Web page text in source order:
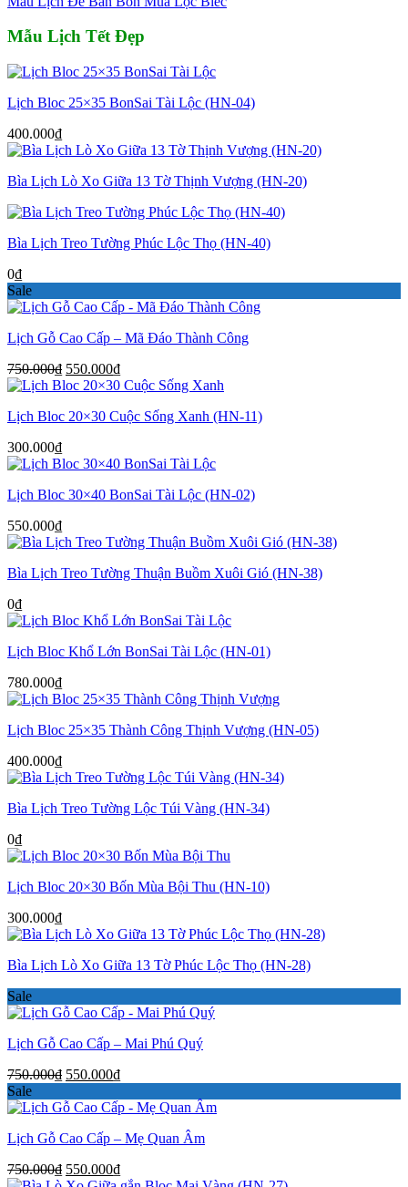
Mẫu Lịch Tết Đẹp
Lịch Bloc 25×35 BonSai Tài Lộc (HN-04)
400.000₫
Bìa Lịch Lò Xo Giữa 13 Tờ Thịnh Vượng (HN-20)
Bìa Lịch Treo Tường Phúc Lộc Thọ (HN-40)
0₫
Sale
Lịch Gỗ Cao Cấp – Mã Đáo Thành Công
750.000₫ Giá
gốc
750.000₫.
550.000₫Giá
hiện
là:
Lịch Bloc 20×30 Cuộc Sống Xanh (HN-11)
300.000₫
Lịch Bloc 30×40 BonSai Tài Lộc (HN-02)
550.000₫
Bìa Lịch Treo Tường Thuận Buồm Xuôi Gió (HN-38)
0₫
Lịch Bloc Khổ Lớn BonSai Tài Lộc (HN-01)
780.000₫
Lịch Bloc 25×35 Thành Công Thịnh Vượng (HN-05)
400.000₫
Bìa Lịch Treo Tường Lộc Túi Vàng (HN-34)
0₫
Lịch Bloc 20×30 Bốn Mùa Bội Thu (HN-10)
300.000₫
Bìa Lịch Lò Xo Giữa 13 Tờ Phúc Lộc Thọ (HN-28)
Sale
Lịch Gỗ Cao Cấp – Mai Phú Quý
750.000₫ Giá
là:
550.000₫Giá
tại
550.000₫.
Sale
Lịch Gỗ Cao Cấp – Mẹ Quan Âm
750.000₫ Giá
550.000₫Giá